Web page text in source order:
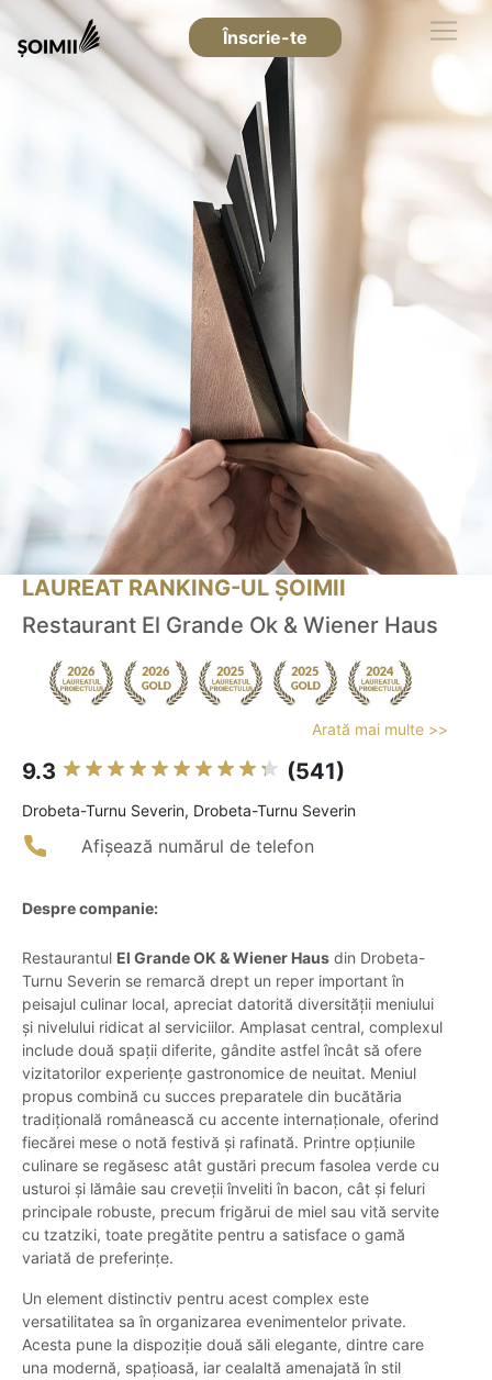
Înscrie-te
LAUREAT RANKING-UL ȘOIMII
Restaurant El Grande Ok & Wiener Haus
Arată mai multe >>
9.3 (541)
Drobeta-Turnu Severin, Drobeta-Turnu Severin
Afișează numărul de telefon
Despre companie:
Restaurantul El Grande OK & Wiener Haus din Drobeta-
Turnu Severin se remarcă drept un reper important în
peisajul culinar local, apreciat datorită diversității meniului
și nivelului ridicat al serviciilor. Amplasat central, complexul
include două spații diferite, gândite astfel încât să ofere
vizitatorilor experiențe gastronomice de neuitat. Meniul
propus combină cu succes preparatele din bucătăria
tradițională românească cu accente internaționale, oferind
fiecărei mese o notă festivă și rafinată. Printre opțiunile
culinare se regăsesc atât gustări precum fasolea verde cu
usturoi și lămâie sau creveții înveliti în bacon, cât și feluri
principale robuste, precum frigărui de miel sau vită servite
cu tzatziki, toate pregătite pentru a satisface o gamă
variată de preferințe.
Un element distinctiv pentru acest complex este
versatilitatea sa în organizarea evenimentelor private.
Acesta pune la dispoziție două săli elegante, dintre care
una modernă, spațioasă, iar cealaltă amenajată în stil